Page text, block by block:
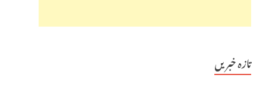
تازہ خبریں